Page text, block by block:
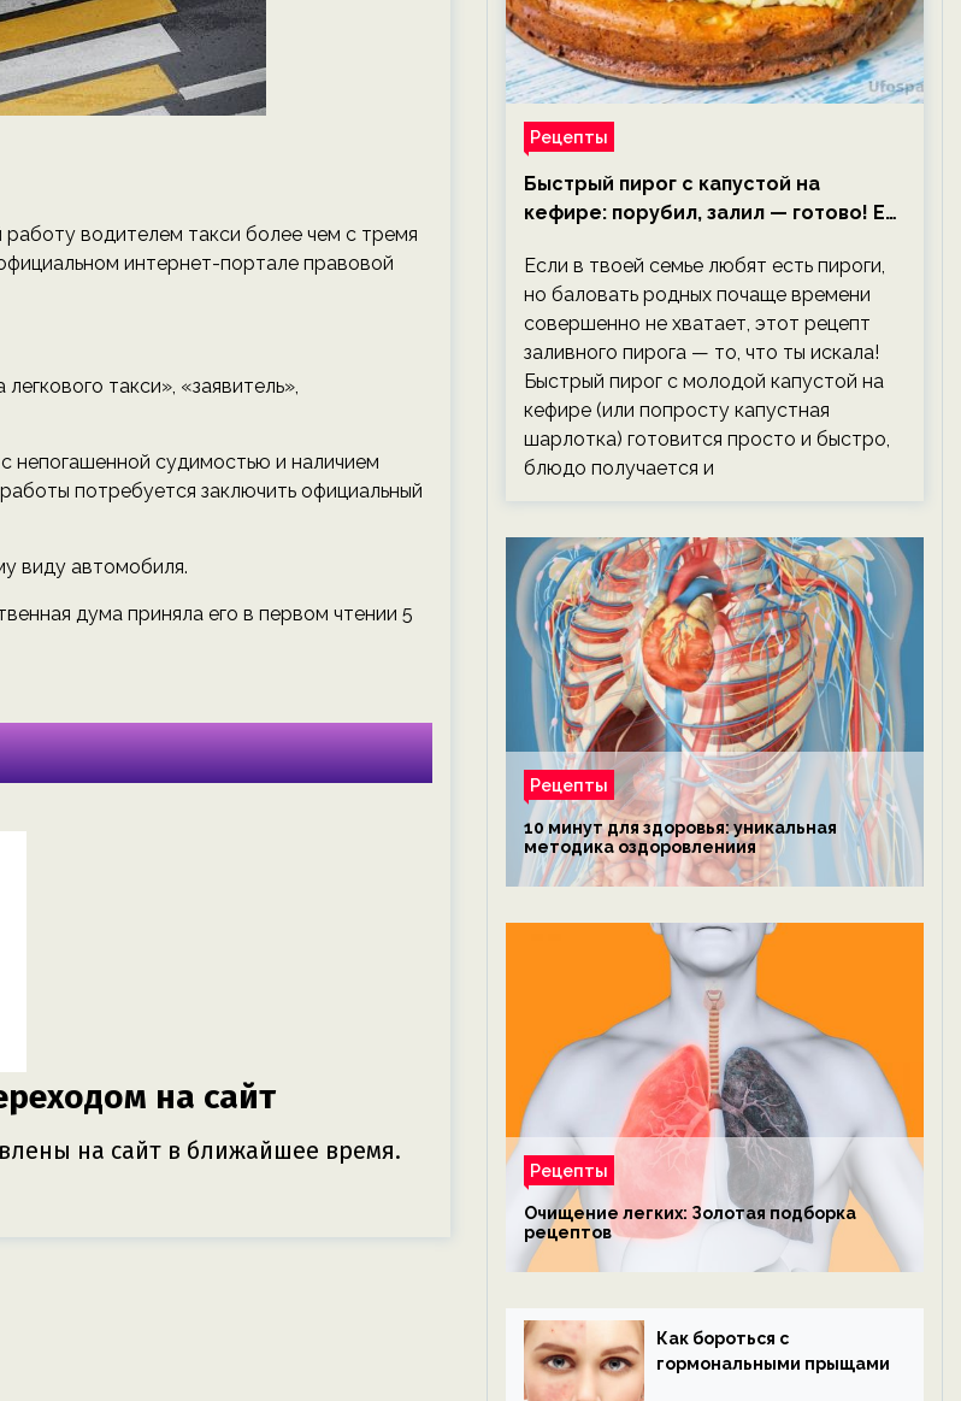
водителем такси более чем с тремя
интернет-портале правовой
такси», «заявитель»,
непогашенной судимостью и наличием
потребуется заключить официальный
виду автомобиля.
дума приняла его в первом чтении 5
Рецепты
Быстрый пирог с капустой на
кефире: порубил, залил — готово! Ем,
Если в твоей семье любят есть пироги,
но баловать родных почаще времени
совершенно не хватает, этот рецепт
заливного пирога — то, что ты искала!
Быстрый пирог с молодой капустой на
кефире (или попросту капустная
шарлотка) готовится просто и быстро,
блюдо получается и
Рецепты
10 минут для здоровья: уникальная
методика оздоровлениия
Рецепты
Очищение легких: Золотая подборка
рецептов
Как бороться с
гормональными прыщами